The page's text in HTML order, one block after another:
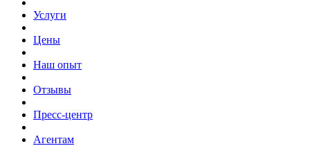
Услуги
Цены
Наш опыт
Отзывы
Пресс-центр
Агентам